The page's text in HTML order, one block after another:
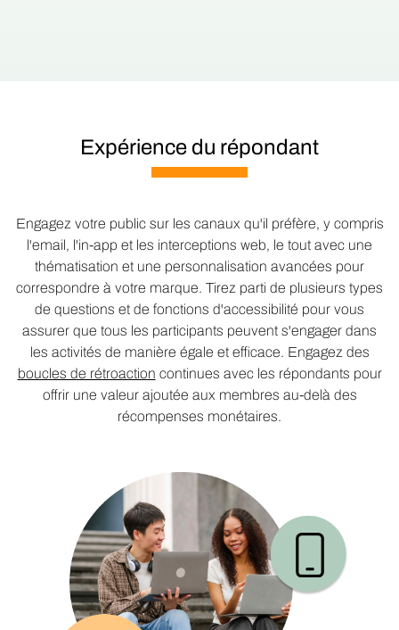
Expérience du répondant
Engagez votre public sur les canaux qu'il préfère, y compris
l'email, l'in-app et les interceptions web, le tout avec une
thématisation et une personnalisation avancées pour
correspondre à votre marque. Tirez parti de plusieurs types
de questions et de fonctions d'accessibilité pour vous
assurer que tous les participants peuvent s'engager dans
les activités de manière égale et efficace. Engagez des
boucles de rétroaction continues avec les répondants pour
offrir une valeur ajoutée aux membres au-delà des
récompenses monétaires.